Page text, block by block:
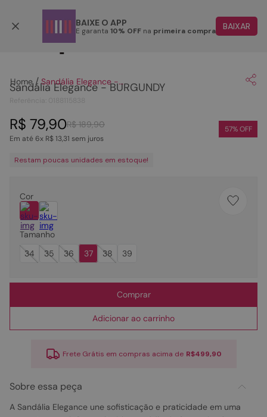
BAIXE O APP
E garanta 10% OFF na primeira compra BAIXAR
Sandália Elegance - BURGUNDY
Sandália Elegance - BURGUNDY
R$ 189,90
R$ 79,90
Em até6x R$13,31 sem juros
57% OFF
Restam poucas unidades em estoque!
Cor
Tamanho
34
35 36 37 38 39
Comprar
Adicionar ao carrinho
Frete Grátis em compras acima de R$499,90
Sobre essa peça
A Sandália Elegance une sofisticação e praticidade em uma
2º
tenis
4º
sandalia
sapatilha
óculos
couro